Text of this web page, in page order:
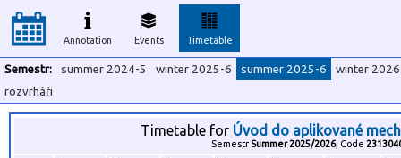
Annotation Events Timetable
Semestr: summer 2024-5 winter 2025-6 summer 2025-6
winter
rozvrháři
Timetable for Úvod do aplikované
Semestr Summer 2025/2026, Code